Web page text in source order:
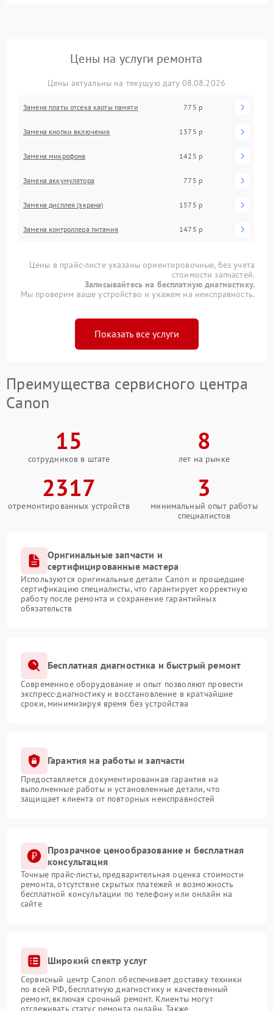
Цены на услуги ремонта
Цены актуальны на текущую дату 08.08.2026
Замена платы отсека карты памяти 775 р
Замена кнопки включения 1375 р
Замена микрофона 1425 р
Замена аккумулятора 775 р
Замена дисплея (экрана) 1575 р
Замена контроллера питания 1475 р
Цены в прайс-листе указаны ориентировочные, без учета
стоимости запчастей.
Записывайтесь на бесплатную диагностику.
Мы проверим ваше устройство и укажем на неисправность.
Показать все услуги
Преимущества сервисного центра
Canon
15
сотрудников в штате
8
лет на рынке
2317
отремонтированных устройств
3
минимальный опыт работы
специалистов
Оригинальные запчасти и
сертифицированные мастера
Используются оригинальные детали Canon и прошедшие
сертификацию специалисты, что гарантирует корректную
работу после ремонта и сохранение гарантийных
обязательств
Бесплатная диагностика и быстрый ремонт
Современное оборудование и опыт позволяют провести
экспресс-диагностику и восстановление в кратчайшие
сроки, минимизируя время без устройства
Гарантия на работы и запчасти
Предоставляется документированная гарантия на
выполненные работы и установленные детали, что
защищает клиента от повторных неисправностей
Прозрачное ценообразование и бесплатная
консультация
Точные прайс-листы, предварительная оценка стоимости
ремонта, отсутствие скрытых платежей и возможность
бесплатной консультации по телефону или онлайн на
сайте
Широкий спектр услуг
Сервисный центр Canon обеспечивает доставку техники
по всей РФ, бесплатную диагностику и качественный
ремонт, включая срочный ремонт. Клиенты могут
отслеживать статус ремонта онлайн. Также